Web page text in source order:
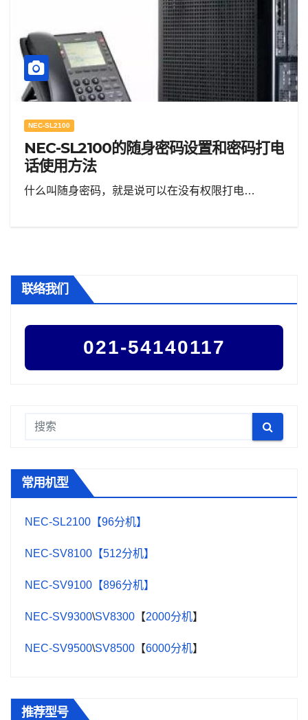
NEC-SL2100
NEC-SL2100的随身密码设置和密码打电
话使用方法
什么叫随身密码，就是说可以在没有权限打电…
联络我们
021-54140117
常用机型
NEC-SL2100【96分机】
NEC-SV8100【512分机】
NEC-SV9100【896分机】
NEC-SV9300\SV8300 【2000分机】
NEC-SV9500\SV8500 【6000分机】
推荐型号